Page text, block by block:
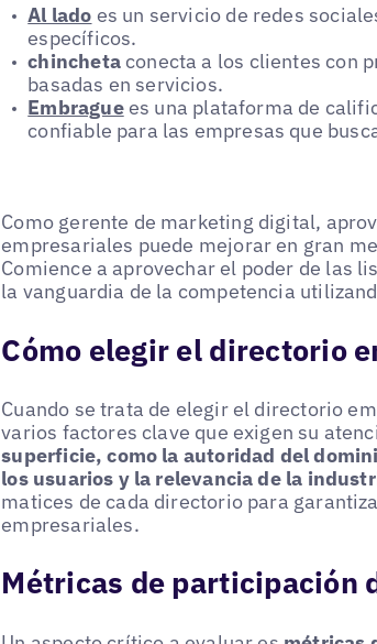
Al lado es un servicio de redes
específicos.
chinchetaconecta a los clientes con
basadas en servicios.
Embraguees una plataforma de
confiable para las empresas que
Como gerente de marketing digital,
empresariales puede mejorar en gran
Comience a aprovechar el poder de las
la vanguardia de la competencia
Cómo elegir el directorio
Cuando se trata de elegir el directorio
varios factores clave que exigen su
superficie, como la autoridad del
los usuarios y la relevancia de la
matices de cada directorio para
empresariales.
Métricas de participación